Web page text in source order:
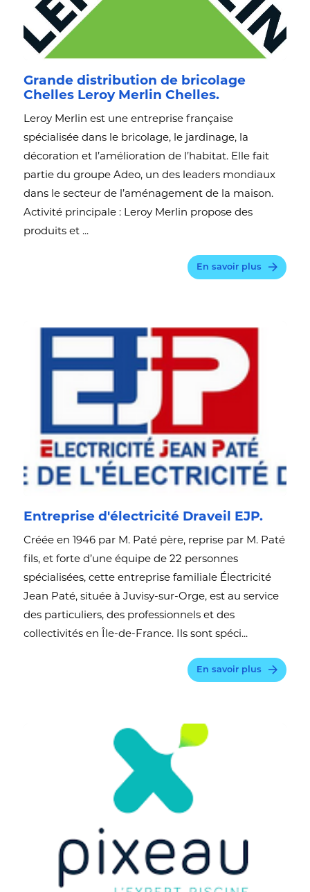
Grande distribution de bricolage
Chelles Leroy Merlin Chelles.
Leroy Merlin est une entreprise française
spécialisée dans le bricolage, le jardinage, la
décoration et l’amélioration de l’habitat. Elle fait
partie du groupe Adeo, un des leaders mondiaux
dans le secteur de l’aménagement de la maison.
Activité principale : Leroy Merlin propose des
produits et ...
En savoir plus
Entreprise d'électricité Draveil EJP.
Créée en 1946 par M. Paté père, reprise par M. Paté
fils, et forte d’une équipe de 22 personnes
spécialisées, cette entreprise familiale Électricité
Jean Paté, située à Juvisy-sur-Orge, est au service
des particuliers, des professionnels et des
collectivités en Île-de-France. Ils sont spéci...
En savoir plus